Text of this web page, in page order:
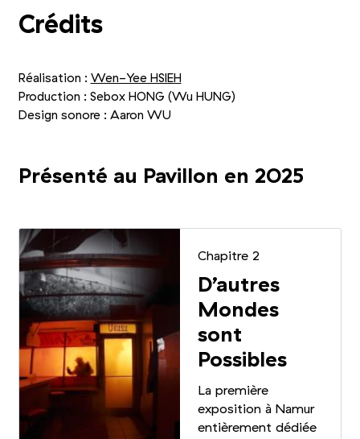
Crédits
Réalisation : Wen-Yee HSIEH
Production : Sebox HONG (Wu HUNG)
Design sonore : Aaron WU
Présenté au Pavillon en 2025
Chapitre 2
D’autres
Mondes
sont
Possibles
La première
exposition à Namur
entièrement dédiée